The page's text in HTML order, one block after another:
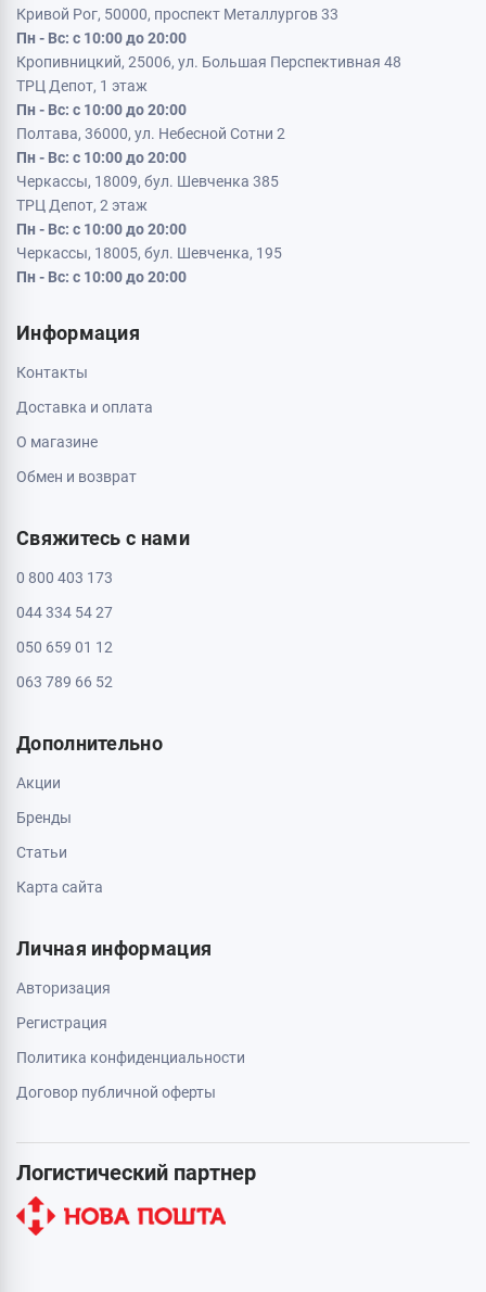
Кривой Рог, 50000, проспект Металлургов 33
Пн - Вс: с 10:00 до 20:00
Кропивницкий, 25006, ул. Большая Перспективная 48
ТРЦ Депот, 1 этаж
Пн - Вс: с 10:00 до 20:00
Полтава, 36000, ул. Небесной Сотни 2
Пн - Вс: с 10:00 до 20:00
Черкассы, 18009, бул. Шевченка 385
ТРЦ Депот, 2 этаж
Пн - Вс: с 10:00 до 20:00
Черкассы, 18005, бул. Шевченка, 195
Пн - Вс: с 10:00 до 20:00
Информация
Контакты
Доставка и оплата
О магазине
Обмен и возврат
Свяжитесь с нами
0 800 403 173
044 334 54 27
050 659 01 12
063 789 66 52
Дополнительно
Акции
Бренды
Статьи
Карта сайта
Личная информация
Авторизация
Регистрация
Политика конфиденциальности
Договор публичной оферты
Логистический партнер